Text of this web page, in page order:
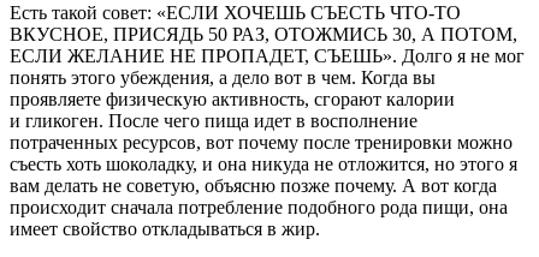
Есть такой совет: «ЕСЛИ ХОЧЕШЬ СЪЕСТЬ ЧТО-ТО
ВКУСНОЕ, ПРИСЯДЬ 50 РАЗ, ОТОЖМИСЬ 30, А ПОТОМ,
ЕСЛИ ЖЕЛАНИЕ НЕ ПРОПАДЕТ, СЪЕШЬ». Долго я не мог
понять этого убеждения, а дело вот в чем. Когда вы
проявляете физическую активность, сгорают калории
и гликоген. После чего пища идет в восполнение
потраченных ресурсов, вот почему после тренировки можно
съесть хоть шоколадку, и она никуда не отложится, но этого я
вам делать не советую, объясню позже почему. А вот когда
происходит сначала потребление подобного рода пищи, она
имеет свойство откладываться в жир.